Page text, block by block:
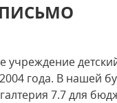
учреждение
года. В нашей
7.7 для